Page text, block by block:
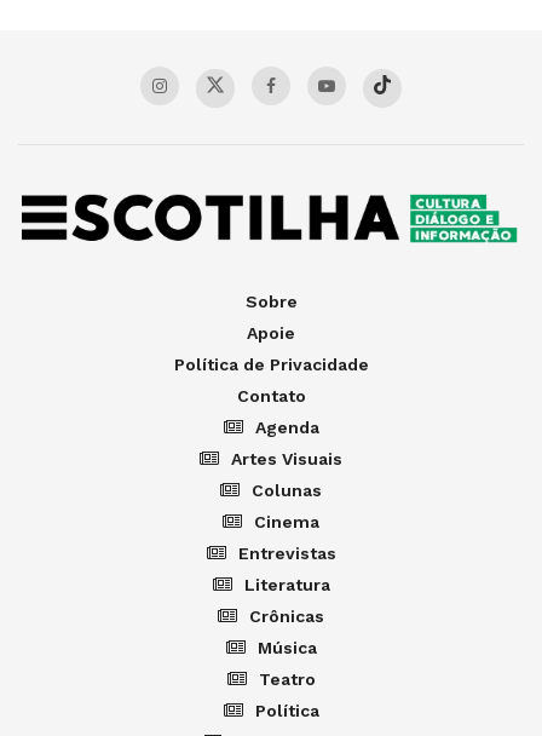
Sobre
Apoie
Política de Privacidade
Contato
Agenda
Artes Visuais
Colunas
Cinema
Entrevistas
Literatura
Crônicas
Música
Teatro
Política